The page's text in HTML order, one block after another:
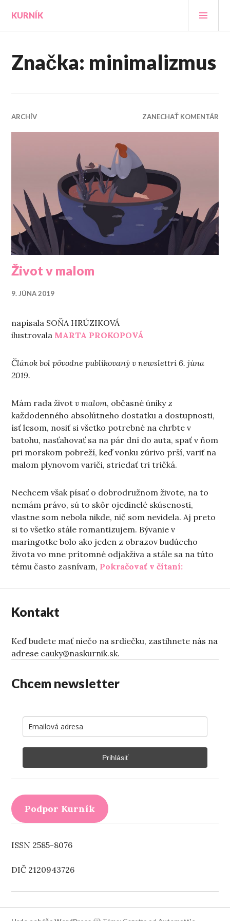
obsah
KURNÍK
Značka: minimalizmus
ARCHÍV ZANECHAŤ KOMENTÁR
Život v malom
9. JÚNA 2019
napísala SOŇA HRÚZIKOVÁ
ilustrovala MARTA PROKOPOVÁ
Článok bol pôvodne publikovaný v newslettri 6. júna
2019.
Mám rada životv malom, občasné úniky z
každodenného absolútneho dostatku a dostupnosti,
ísť lesom, nosiť si všetko potrebné na chrbte v
batohu, nasťahovať sa na pár dní do auta, spať v ňom
pri morskom pobreží, keď vonku zúrivo prší, variť na
malom plynovom variči, striedať tri tričká.
Nechcem však písať o dobrodružnom živote, na to
nemám právo, sú to skôr ojedinelé skúsenosti,
vlastne som nebola nikde, nič som nevidela. Aj preto
si to všetko stále romantizujem. Bývanie v
maringotke bolo ako jeden z obrazov budúceho
života vo mne prítomné odjakživa a stále sa na túto
tému často zasnívam, Pokračovať v čítaní:„Život v
Kontakt
Keď budete mať niečo na srdiečku, zastihnete nás na
adrese cauky@naskurnik.sk.
Chcem newsletter
Prihlásiť
Podpor Kurník
ISSN 2585-8076
DIČ 2120943726